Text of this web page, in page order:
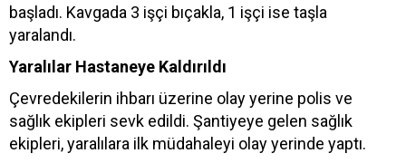
başladı. Kavgada 3 işçi bıçakla, 1 işçi ise taşla
yaralandı.
Yaralılar Hastaneye Kaldırıldı
Çevredekilerin ihbarı üzerine olay yerine polis ve
sağlık ekipleri sevk edildi. Şantiyeye gelen sağlık
ekipleri, yaralılara ilk müdahaleyi olay yerinde yaptı.